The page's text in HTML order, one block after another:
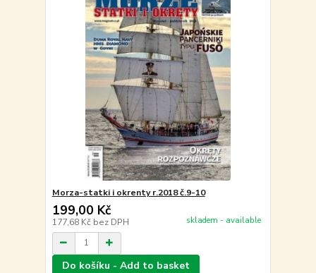
Morza-statki i okrenty r.2018 č.9-10
199,00 Kč
177,68 Kč bez DPH skladem - available
Do košíku - Add to basket